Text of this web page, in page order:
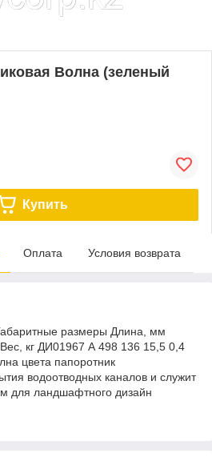
Волна (зеленый
Купить
Оплата Условия возврата
размеры Длина, мм
кг ДИ01967 А 498 136 15,5 0,4
цвета папоротник
водоотводных каналов и служит
для ландшафтного дизайн